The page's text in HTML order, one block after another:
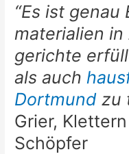
“Es ist
materialien
gerichte
als auch
Dortmund zu
Grier,
Schöpfer